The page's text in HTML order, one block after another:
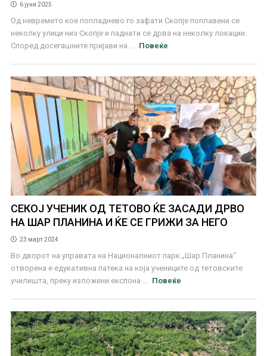
6 јуни 2025
Од невремето кое попладнево го зафати Скопје поплавени се
неколку улици низ Скопје и паднати се дрва на неколку локации.
Според досегашните пријави на ...
Повеќе
СЕКОЈ УЧЕНИК ОД ТЕТОВО ЌЕ ЗАСАДИ ДРВО
НА ШАР ПЛАНИНА И ЌЕ СЕ ГРИЖИ ЗА НЕГО
23 март 2024
Во дворот на управата на Националниот парк „Шар Планина“
отворена е едукативна патека на која учениците од тетовските
училишта, преку изложени експона ...
Повеќе